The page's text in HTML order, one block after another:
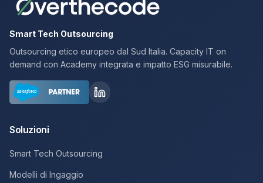
Smart Tech Outsourcing
Outsourcing etico europeo dal Sud Italia. Capacity IT on
demand con Academy integrata e impatto ESG misurabile.
Soluzioni
Smart Tech Outsourcing
Modelli di Ingaggio